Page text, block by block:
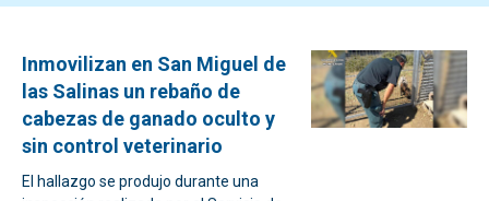
Inmovilizan en San Miguel de
las Salinas un rebaño de
cabezas de ganado oculto y
sin control veterinario
El hallazgo se produjo durante una